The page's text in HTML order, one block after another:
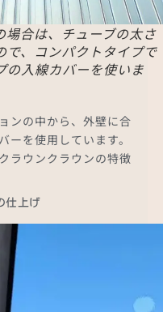
場合は、チューブの太さ
で、コンパクトタイプで
の入線カバーを使いま
ンの中から、外壁に合
ーを使用しています。
ラウンクラウンの特徴
仕上げ